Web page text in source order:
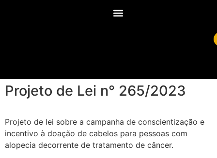
Projeto de Lei n° 265/2023
Projeto de lei sobre a campanha de conscientização e
incentivo à doação de cabelos para pessoas com
alopecia decorrente de tratamento de câncer.